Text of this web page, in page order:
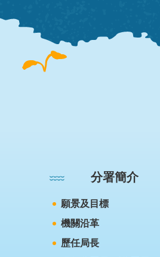
分署簡介
願景及目標
機關沿革
歷任局長